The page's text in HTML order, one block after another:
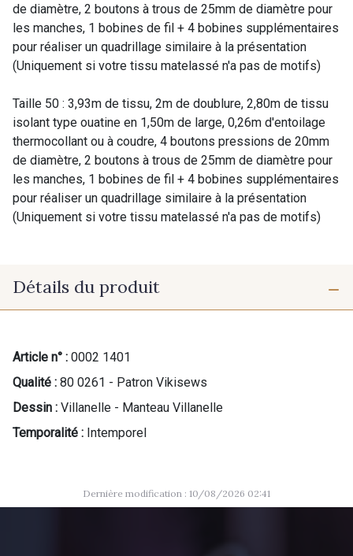
de diamètre, 2 boutons à trous de 25mm de diamètre pour
les manches, 1 bobines de fil + 4 bobines supplémentaires
pour réaliser un quadrillage similaire à la présentation
(Uniquement si votre tissu matelassé n'a pas de motifs)
Taille 50 : 3,93m de tissu, 2m de doublure, 2,80m de tissu
isolant type ouatine en 1,50m de large, 0,26m d'entoilage
thermocollant ou à coudre, 4 boutons pressions de 20mm
de diamètre, 2 boutons à trous de 25mm de diamètre pour
les manches, 1 bobines de fil + 4 bobines supplémentaires
pour réaliser un quadrillage similaire à la présentation
(Uniquement si votre tissu matelassé n'a pas de motifs)
Détails du produit
Article n° : 0002 1401
Qualité : 80 0261 - Patron Vikisews
Dessin : Villanelle - Manteau Villanelle
Temporalité : Intemporel
Dernière modification : 10/08/2026 02:41